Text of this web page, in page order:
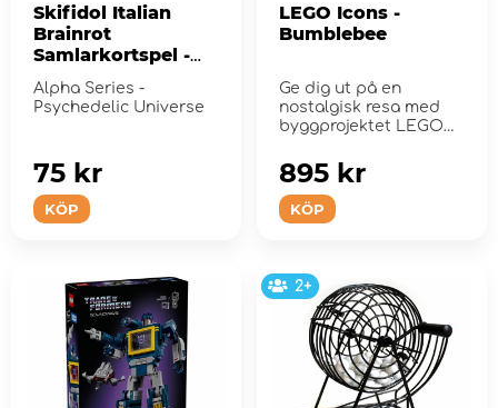
Skifidol Italian
Brainrot
Samlarkortspel -
Alpha Series -
Psychedelic Universe
KÖP
75 kr
LEGO Icons -
Bumblebee
Ge dig ut på en
nostalgisk resa med
byggprojektet LEGO®
Bum...
KÖP
895 kr
2+